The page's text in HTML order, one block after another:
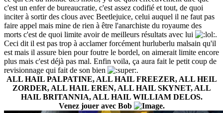
c'est un enfer de bureaucratie, c'est assez codifié et tout, de quoi
inciter à sortir des clous avec Beetlejuice, celui auquel il ne faut pas
faire appel mais mine de rien à être l'anarchiste du royaume des
morts c'est de quoi limite avoir de meilleurs résultats avec lui
.
Ceci dit il est pas trop à acclamer forcément hurluberlu malsain qu'il
est mais il assure bien pour foutre le bordel, on aimerait limite encore
plus mais c'est déjà pas mal. Enfin voila, ça aura fait le petit coup de
revisionnage qui fait de son bien
.
ALL HAIL PALPATINE, ALL HAIL FREEZER, ALL HEIL
ZORDER, ALL HAIL EREN, ALL HAIL SKYNET, ALL
HAIL BRITANNIA, ALL HAIL WILLIAM DELOS.
Venez jouer avec Bob
.